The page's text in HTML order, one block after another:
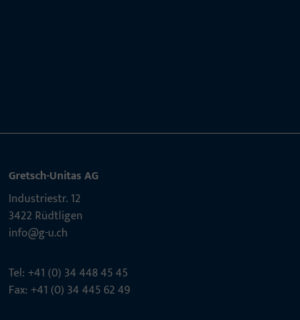
Gretsch-Unitas AG
Indu­s­triestr. 12
3422 Rüdt­ligen
info@g-u.ch
Tel: +41 (0) 34 448 45 45
Fax: +41 (0) 34 445 62 49